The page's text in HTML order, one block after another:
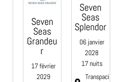
Seven
Seas
Grandeu
17 février
2029
Seven
Seas
Splendor
06 janvier
2028
17 nuits
Transpaci